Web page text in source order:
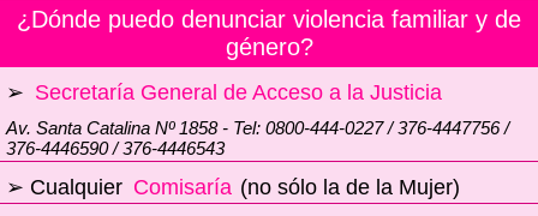
¿Dónde puedo denunciar violencia familiar y de
género?
➢ Secretaría General de Acceso a la Justicia
Av. Santa Catalina Nº 1858 - Tel: 0800-444-0227 / 376-4447756 /
376-4446590 / 376-4446543
➢ Cualquier Comisaría (no sólo la de la Mujer)